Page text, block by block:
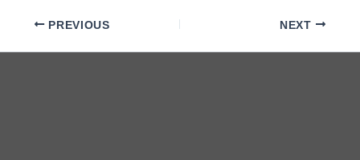
PREVIOUS NEXT